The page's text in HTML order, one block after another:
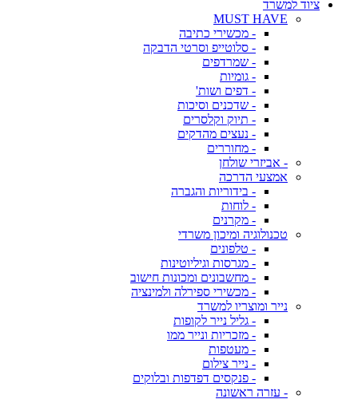
ציוד למשרד
MUST HAVE
- מכשירי כתיבה
- סלוטייפ וסרטי הדבקה
- שמרדפים
- גומיות
- דפים ושות'
- שדכנים וסיכות
- תיוק וקלסרים
- נעצים מהדקים
- מחוררים
- אביזרי שולחן
אמצעי הדרכה
- בידוריות והגברה
- לוחות
- מקרנים
טכנולוגיה ומיכון משרדי
- טלפונים
- מגרסות וגיליוטינות
- מחשבונים ומכונות חישוב
- מכשירי ספירלה ולמינציה
נייר ומוצריו למשרד
- גליל נייר לקופות
- מזכריות ונייר ממו
- מעטפות
- נייר צילום
- פנקסים דפדפות ובלוקים
- עזרה ראשונה